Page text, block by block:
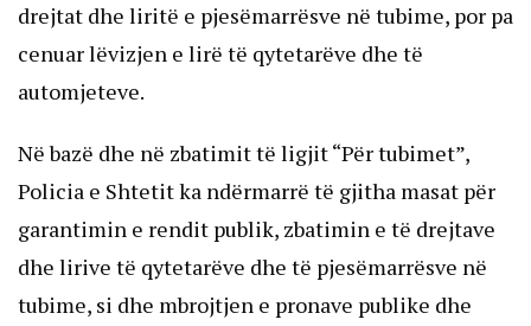
drejtat dhe liritë e pjesëmarrësve në tubime, por pa
cenuar lëvizjen e lirë të qytetarëve dhe të
automjeteve.
Në bazë dhe në zbatimit të ligjit “Për tubimet”,
Policia e Shtetit ka ndërmarrë të gjitha masat për
garantimin e rendit publik, zbatimin e të drejtave
dhe lirive të qytetarëve dhe të pjesëmarrësve në
tubime, si dhe mbrojtjen e pronave publike dhe